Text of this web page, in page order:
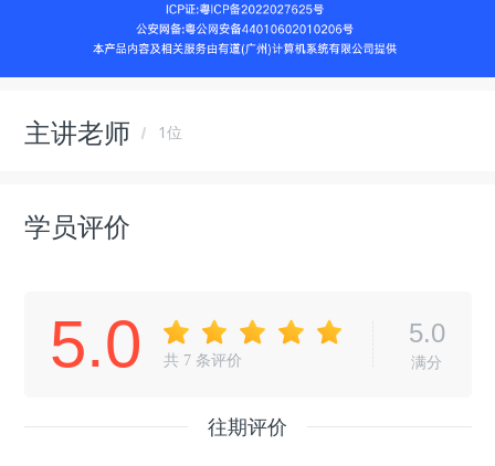
主讲老师 1位
学员评价
5.0 共 7 条评价
5.0
满分
往期评价